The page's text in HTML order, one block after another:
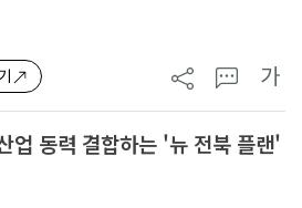
가
업 동력 결합하는 '뉴 전북 플랜'